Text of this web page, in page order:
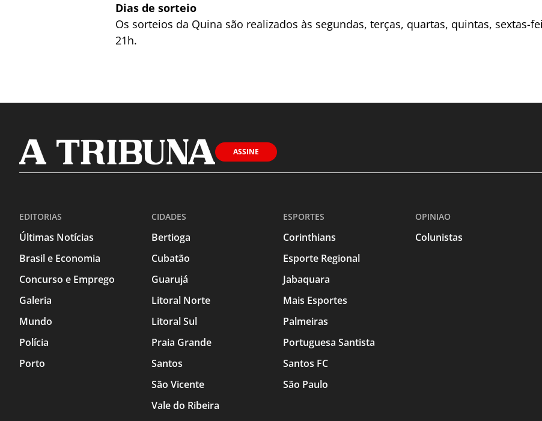
Dias de sorteio
Os sorteios da Quina são realizados às segundas, terças, quartas, quintas, sextas-
21h.
ASSINE
EDITORIAS
Últimas Notícias
Brasil e Economia
Concurso e Emprego
Galeria
Mundo
Polícia
Porto
CIDADES
Bertioga
Cubatão
Guarujá
Litoral Norte
Litoral Sul
Praia Grande
Santos
São Vicente
Vale do Ribeira
ESPORTES
Corinthians
Esporte Regional
Jabaquara
Mais Esportes
Palmeiras
Portuguesa Santista
Santos FC
São Paulo
OPINIAO
Colunistas